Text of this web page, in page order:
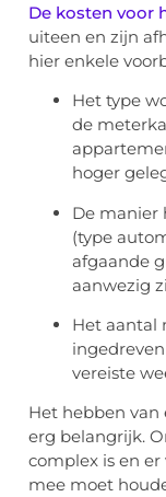
De kosten voor
uiteen en zijn
hier enkele
Het type
de
hoger
De manier
(type
afgaande
aanwezig
Het aantal
vereiste
Het hebben van
erg belangrijk.
complex is en
mee moet